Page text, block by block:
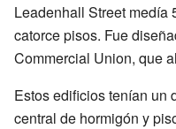
Leadenhall Street medía
catorce pisos. Fue
Commercial Union, que
Estos edificios tenían un
central de hormigón y